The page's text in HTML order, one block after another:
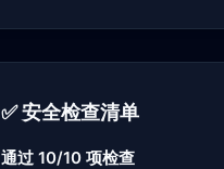
✅ 安全检查清单
通过 10/10 项检查